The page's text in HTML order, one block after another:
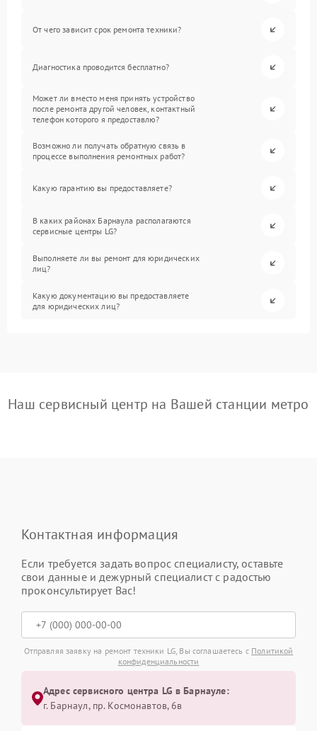
От чего зависит срок ремонта техники?
Диагностика проводится бесплатно?
Может ли вместо меня принять устройство
после ремонта другой человек, контактный
телефон которого я предоставлю?
Возможно ли получать обратную связь в
процессе выполнения ремонтных работ?
Какую гарантию вы предоставляете?
В каких районах Барнаула располагаются
сервисные центры LG?
Выполняете ли вы ремонт для юридических
лиц?
Какую документацию вы предоставляете
для юридических лиц?
Наш сервисный центр на Вашей станции метро
Контактная информация
Если требуется задать вопрос специалисту, оставьте
свои данные и дежурный специалист с радостью
проконсультирует Вас!
Отправляя заявку на ремонт техники LG, Вы соглашаетесь с Политикой
конфиденциальности
Адрес сервисного центра LG в Барнауле:
г. Барнаул, ​пр. Космонавтов, 6в